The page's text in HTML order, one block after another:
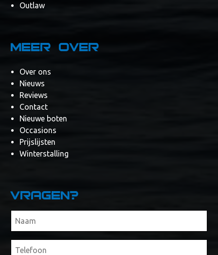
Outlaw
Meer over
Over ons
Nieuws
Reviews
Contact
Nieuwe boten
Occasions
Prijslijsten
Winterstalling
Vragen?